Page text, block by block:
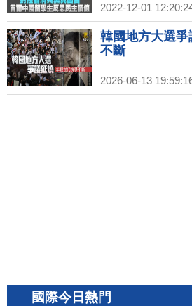
2022-12-01
韓國地方大選
不斷
2026-06-13
國際今日熱門